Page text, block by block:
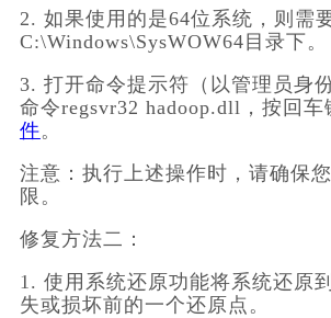
2. 如果使用的是64位系统，则需
C:\Windows\SysWOW64目录下。
3. 打开命令提示符（以管理员身
命令regsvr32 hadoop.dll，按回车
件。
注意：执行上述操作时，请确保
限。
修复方法二：
1. 使用系统还原功能将系统还原
失或损坏前的一个还原点。